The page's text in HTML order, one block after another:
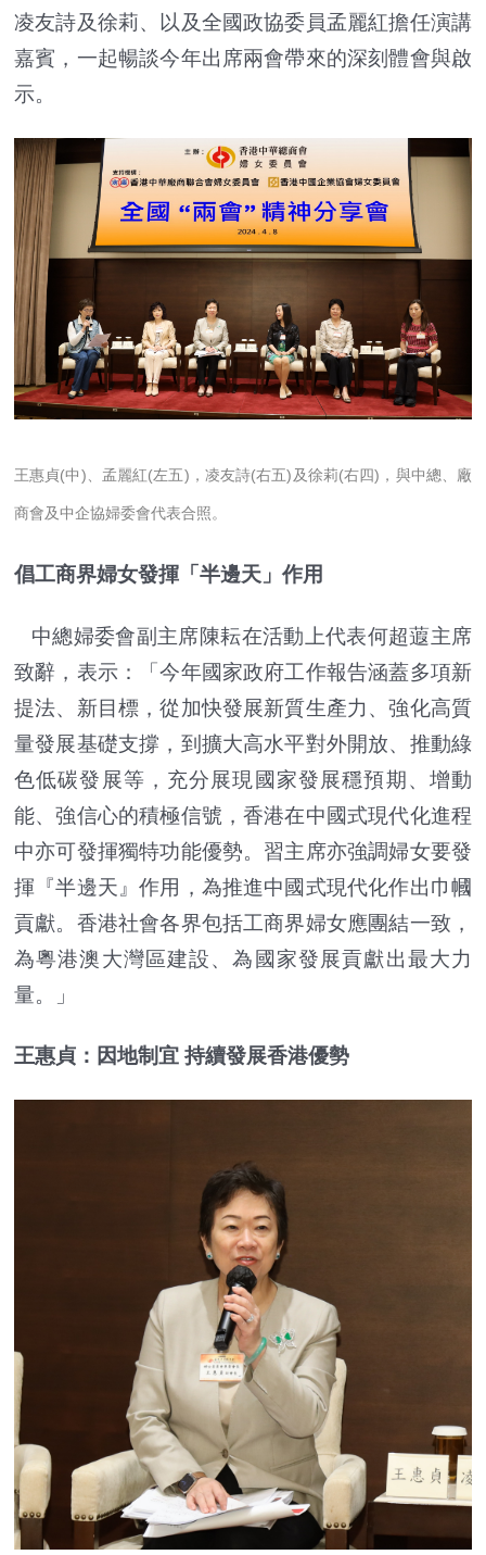
凌友詩及徐莉、以及全國政協委員孟麗紅擔任演講
嘉賓，一起暢談今年出席兩會帶來的深刻體會與啟
示。
王惠貞(中)、孟麗紅(左五)，凌友詩(右五)及徐莉(右四)，與中總、廠
商會及中企協婦委會代表合照。
倡工商界婦女發揮「半邊天」作用
中總婦委會副主席陳耘在活動上代表何超蕸主席
致辭，表示：「今年國家政府工作報告涵蓋多項新
提法、新目標，從加快發展新質生產力、強化高質
量發展基礎支撐，到擴大高水平對外開放、推動綠
色低碳發展等，充分展現國家發展穩預期、增動
能、強信心的積極信號，香港在中國式現代化進程
中亦可發揮獨特功能優勢。習主席亦強調婦女要發
揮『半邊天』作用，為推進中國式現代化作出巾幗
貢獻。香港社會各界包括工商界婦女應團結一致，
為粵港澳大灣區建設、為國家發展貢獻出最大力
量。」
王惠貞：因地制宜 持續發展香港優勢